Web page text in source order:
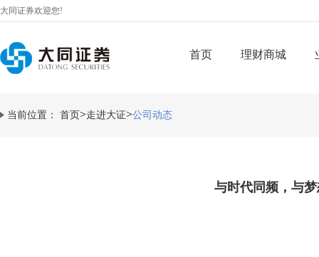
大同证券欢迎您!
首页 理财商城
当前位置： 首页>走进大证>公司动态
与时代同频，与